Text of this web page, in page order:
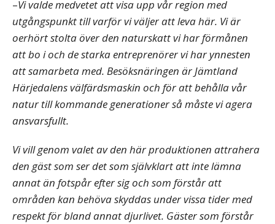
–Vi valde medvetet att visa upp vår region med
utgångspunkt till varför vi väljer att leva här. Vi är
oerhört stolta över den naturskatt vi har förmånen
att bo i och de starka entreprenörer vi har ynnesten
att samarbeta med. Besöksnäringen är Jämtland
Härjedalens välfärdsmaskin och för att behålla vår
natur till kommande generationer så måste vi agera
ansvarsfullt.
Vi vill genom valet av den här produktionen attrahera
den gäst som ser det som självklart att inte lämna
annat än fotspår efter sig och som förstår att
områden kan behöva skyddas under vissa tider med
respekt för bland annat djurlivet. Gäster som förstår